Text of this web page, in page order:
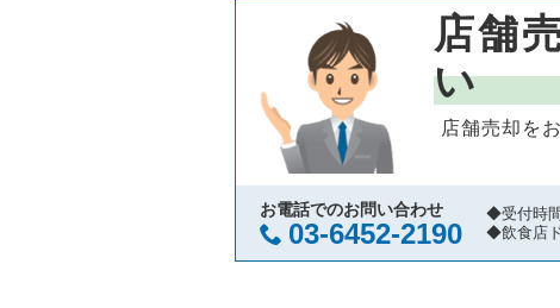
横浜市鶴見区の飲食店の居抜き売却
川崎市中原区の飲食店の居抜き売却物
横浜市中区の飲食店の居抜き売却物
横浜市南区の飲食店の居抜き売却物
横浜市港北区の飲食店の居抜き売却
神奈川県の中華の居抜き売却物件の
神奈川県のそば・うどんの居抜き売却
神奈川県の寿司の居抜き売却物件の
神奈川県の焼肉の居抜き売却物件の
神奈川県の鉄板焼き・お好み焼の居
武蔵新城駅のカラオケ・パブ・スナ
武蔵新城駅のバーの居抜き売却物件の
武蔵新城駅の居酒屋・ダイニングバ
武蔵新城駅の和食の居抜き売却物件
店舗
い
店舗売却を
お電話でのお問い合わせ
03-6452-2190
◆受付時
◆飲食店